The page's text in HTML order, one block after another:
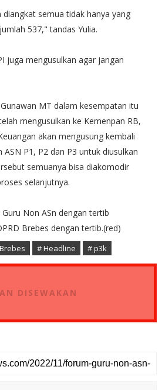
diangkat semua tidak hanya yang
537," tandas Yulia.
juga mengusulkan agar jangan
MT dalam kesempatan itu
mengusulkan ke Kemenpan RB,
akan mengusung kembali
P1, P2 dan P3 untuk diusulkan
semuanya bisa diakomodir
selanjutnya.
Non ASn dengan tertib
Brebes dengan tertib.(red)
# Headline # p3k
DISEWAKAN